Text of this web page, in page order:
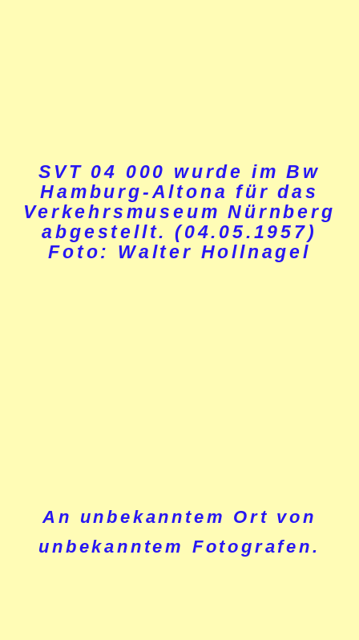
SVT 04 000 wurde im Bw
Hamburg-Altona für das
Verkehrsmuseum Nürnberg
abgestellt. (04.05.1957)
Foto: Walter Hollnagel
An unbekanntem Ort von
unbekanntem Fotografen.